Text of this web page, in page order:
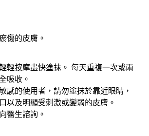
傷的皮膚。
輕按摩盡快塗抹。 每天重複一次或兩
吸收。
感的使用者，請勿塗抹於靠近眼睛，
以及明顯受刺激或變弱的皮膚。
醫生諮詢。